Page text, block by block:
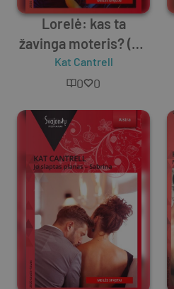
Lorelė: kas ta
žavinga moteris? (SR
2020 04-06)
Kat Cantrell
0 0